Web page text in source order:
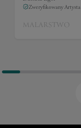
Zweryfikowany Artysta
MALARSTWO